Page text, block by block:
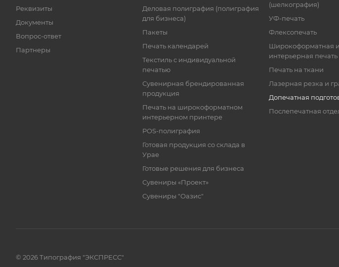
Реквизиты
Документы
Вопрос-ответ
Партнеры
Деловая полиграфия (полиграфия
для бизнеса)
Пакеты
Печать календарей
Текстиль с индивидуальной
печатью
Сувенирная брендированная
продукция
Печать на широкоформатном
интерьерном принтере
POS-полиграфия
Готовая продукция со склада в
Урае
Готовые решения для бизнеса
Сувениры «Проект»
Сувениры "Оазис"
(шелкография)
УФ-печать
Флексопечать
Широкоформатная и
интерьерная печать
Печать на ткани
Лазерная резка и
Допечатная
Послепечатная
© 2026 Типография "ЭКСПРЕСС"